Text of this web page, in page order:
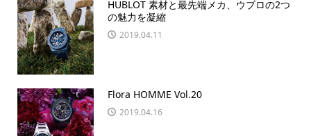
HUBLOT 素材と最先端メカ、ウブロの2つ
の魅力を凝縮
2019.04.11
Flora HOMME Vol.20
2019.04.16